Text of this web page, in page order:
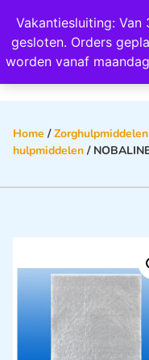
Vakantiesluiting:
gesloten. Orders
worden vanaf
Wij
Home /Zorghulpmiddelen
hulpmiddelen /